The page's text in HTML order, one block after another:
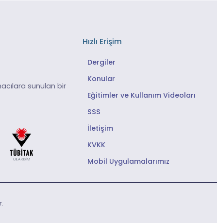
sunulan bir
Hızlı Erişim
Dergiler
Konular
Eğitimler ve Kullanım Videoları
SSS
İletişim
KVKK
Mobil Uygulamalarımız